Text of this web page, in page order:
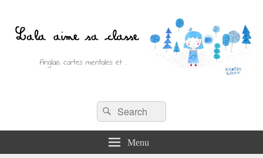
Lala aime sa classe
Anglais, cartes mentales et ….Recherche :
Rechercher
Menu